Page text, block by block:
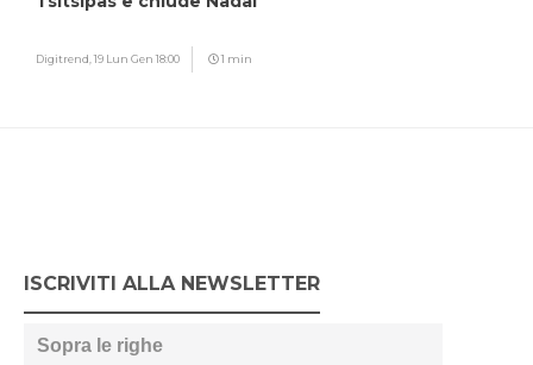
Digitrend,19 Lun Gen 18:00 1 min
ISCRIVITI ALLA NEWSLETTER
Sopra le righe